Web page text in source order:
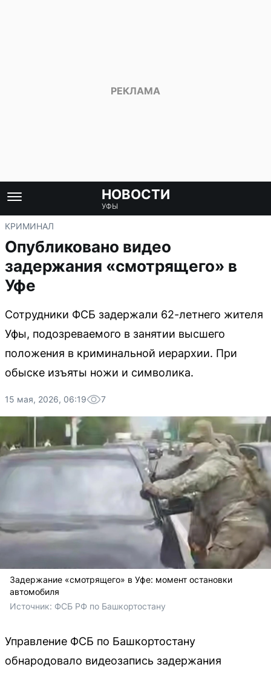
НОВОСТИ
УФЫ
КРИМИНАЛ
Опубликовано видео
задержания «смотрящего» в
Уфе
Сотрудники ФСБ задержали 62-летнего жителя
Уфы, подозреваемого в занятии высшего
положения в криминальной иерархии. При
обыске изъяты ножи и символика.
15 мая, 2026, 06:19 7
Задержание «смотрящего» в Уфе: момент остановки
автомобиля
Источник: ФСБ РФ по Башкортостану
Управление ФСБ по Башкортостану
обнародовало видеозапись задержания